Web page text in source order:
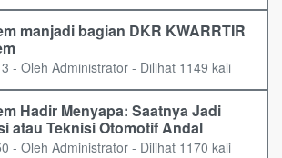
manjadi bagian DKR KWARRTIR
- Oleh Administrator - Dilihat 1149 kali
Hadir Menyapa: Saatnya Jadi
atau Teknisi Otomotif Andal
- Oleh Administrator - Dilihat 1170 kali